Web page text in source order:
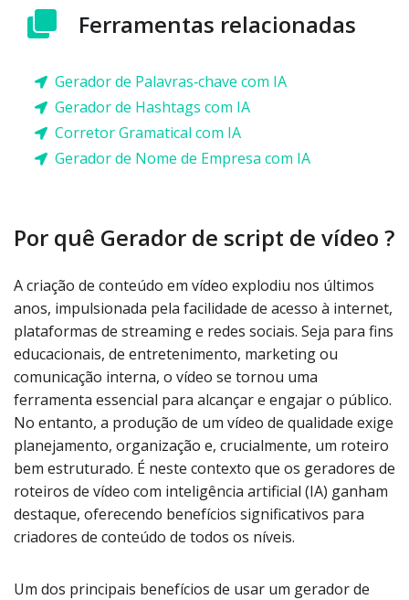
Ferramentas relacionadas
Gerador de Palavras‑chave com IA
Gerador de Hashtags com IA
Corretor Gramatical com IA
Gerador de Nome de Empresa com IA
Por quê Gerador de script de vídeo ?
A criação de conteúdo em vídeo explodiu nos últimos
anos, impulsionada pela facilidade de acesso à internet,
plataformas de streaming e redes sociais. Seja para fins
educacionais, de entretenimento, marketing ou
comunicação interna, o vídeo se tornou uma
ferramenta essencial para alcançar e engajar o público.
No entanto, a produção de um vídeo de qualidade exige
planejamento, organização e, crucialmente, um roteiro
bem estruturado. É neste contexto que os geradores de
roteiros de vídeo com inteligência artificial (IA) ganham
destaque, oferecendo benefícios significativos para
criadores de conteúdo de todos os níveis.
Um dos principais benefícios de usar um gerador de